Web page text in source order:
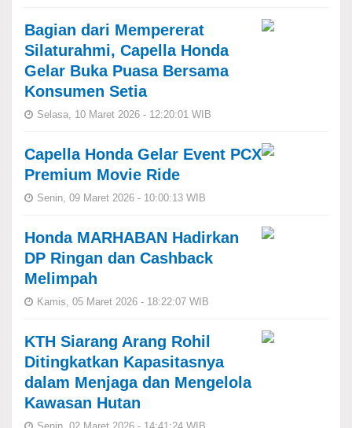
Bagian dari Mempererat
Silaturahmi, Capella Honda
Gelar Buka Puasa Bersama
Konsumen Setia
Selasa, 10 Maret 2026 - 12:20:01 WIB
Capella Honda Gelar Event PCX
Premium Movie Ride
Senin, 09 Maret 2026 - 10:00:13 WIB
Honda MARHABAN Hadirkan
DP Ringan dan Cashback
Melimpah
Kamis, 05 Maret 2026 - 18:22:07 WIB
KTH Siarang Arang Rohil
Ditingkatkan Kapasitasnya
dalam Menjaga dan Mengelola
Kawasan Hutan